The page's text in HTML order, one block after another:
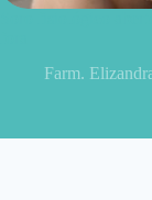
Farm.